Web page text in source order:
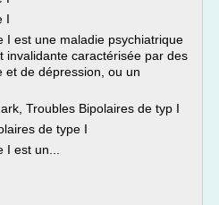
I
I est une maladie psychiatrique
invalidante caractérisée par des
et de dépression, ou un
Troubles Bipolaires de typ I
de type I
est un...